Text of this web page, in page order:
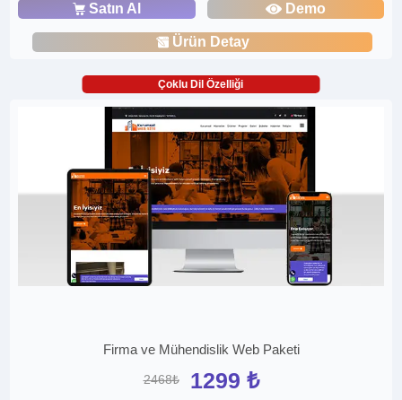
Satın Al Demo
Ürün Detay
Çoklu Dil Özelliği
Firma ve Mühendislik Web Paketi
2468₺ 1299 ₺